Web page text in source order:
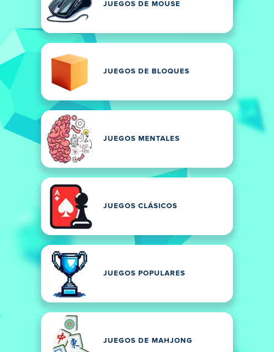
JUEGOS DE MOUSE
JUEGOS DE BLOQUES
JUEGOS MENTALES
JUEGOS CLÁSICOS
JUEGOS POPULARES
JUEGOS DE MAHJONG